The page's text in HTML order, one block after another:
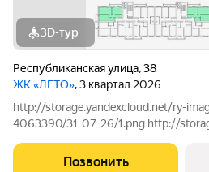
3D-тур
Республиканская улица,38
ЖК «ЛЕТО», 3 квартал 2026
http://storage.yandexcloud.net/ry-
4063390/31-07-26/1.png http://
Позвонить